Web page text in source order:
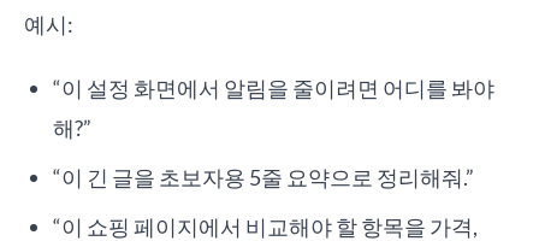
예시:
“이 설정 화면에서 알림을 줄이려면 어디를 봐야
해?”
“이 긴 글을 초보자용 5줄 요약으로 정리해줘.”
“이 쇼핑 페이지에서 비교해야 할 항목을 가격,